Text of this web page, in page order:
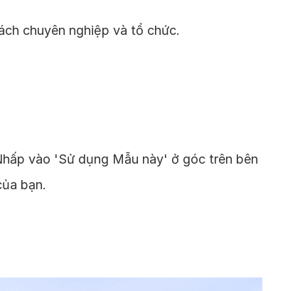
chuyên nghiệp và tổ chức.
vào 'Sử dụng Mẫu này' ở góc trên bên
bạn.